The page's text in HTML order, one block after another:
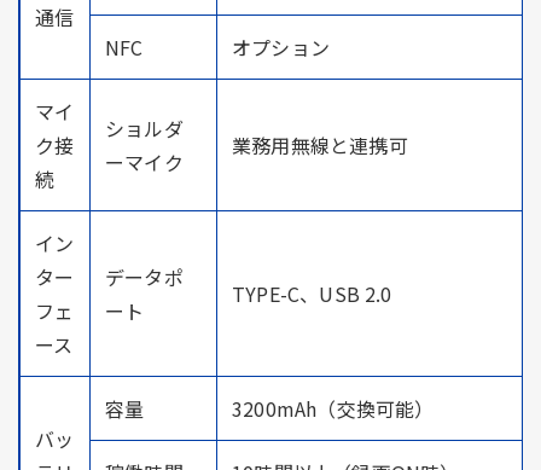
通信
NFC オプション
マイ
ク接
続
ショルダ
ーマイク
業務用無線と連携可
イン
ター
フェ
ース
データポ
ート
TYPE-C、USB 2.0
バッ
容量 3200mAh（交換可能）